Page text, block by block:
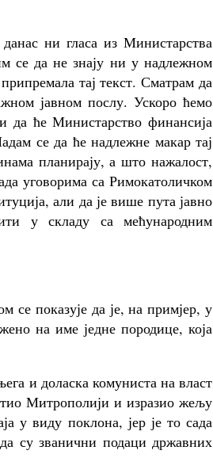
ни гласа из Министарства
се да не знају ни у надлежном
тај текст. Сматрам да
јавном послу. Ускоро ћемо
да ће Министарство финансија
се да ће надлежне макар тај
планирају, а што нажалост,
уговорима са Римокатоличком
али да је више пута јавно
у складу са мећународним
се показује да је, на примјер, у
на име једне породице, која
и доласка комуниста на власт
Митрополији и изразио жељу
у виду поклона, јер је то сада
су званични подаци државних